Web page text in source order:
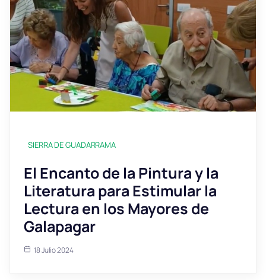
SIERRA DE GUADARRAMA
El Encanto de la Pintura y la
Literatura para Estimular la
Lectura en los Mayores de
Galapagar
18 Julio 2024